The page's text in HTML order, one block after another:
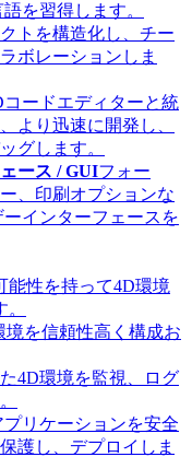
を習得します。
トを構造化し、チー
ボレーションしま
コードエディターと統
より迅速に開発し、
グします。
ース / GUIフォー
、印刷オプションな
インターフェースを
能性を持って4D環境
境を信頼性高く構成お
4D環境を監視、ログ
プリケーションを安全
護し、デプロイしま